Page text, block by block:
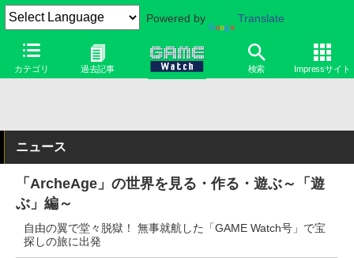
Powered by Translate
カテゴリ 過去記事 検索 Impressサイト
ニュース
「ArcheAge」の世界を見る・作る・遊ぶ～「遊
ぶ」編～
自由の翼で堂々脱獄！ 無事就航した「GAME Watch号」で宝
探しの旅に出発